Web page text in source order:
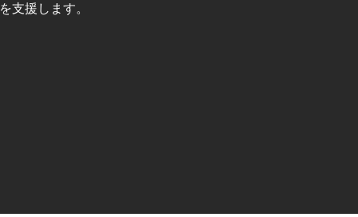
支援します。